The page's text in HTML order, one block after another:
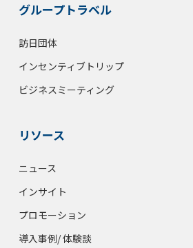
グループトラベル
訪日団体
インセンティブトリップ
ビジネスミーティング
リソース
ニュース
インサイト
プロモーション
導入事例/ 体験談